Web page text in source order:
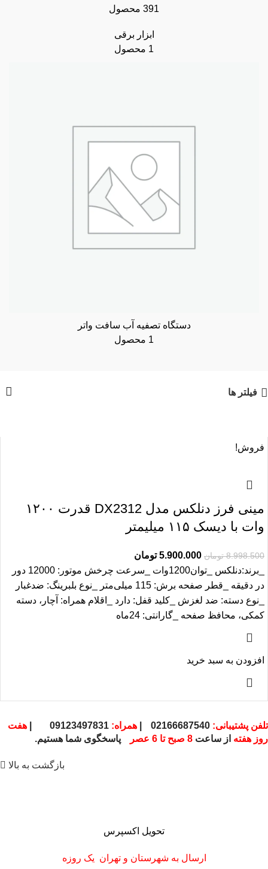
391 محصول
ابزار برقی
1 محصول
دستگاه تصفیه آب سافت واتر
1 محصول
فیلتر ها
فروش!
مینی فرز دنلکس مدل DX2312 قدرت ۱۲۰۰
وات با دیسک ۱۱۵ میلیمتر
8.998.500 تومان 5.900.000 تومان
_برند:دنلکس _توان1200وات _سرعت چرخش موتور: 12000 دور
در دقیقه _قطر صفحه برش: 115 میلی‌متر _نوع بلبرینگ: ضدغبار
_نوع دسته: ضد لغزش _کلید قفل: دارد _اقلام همراه: آچار، دسته
کمکی، محافظ صفحه _گارانتی: 24ماه
افزودن به سبد خرید
تلفن پشتیبانی: همراه:
هفت
روز هفته از ساعت 8 صبح تا 6 عصر پاسخگوی شما هستیم.
بازگشت به بالا
تحویل اکسپرس
ارسال به شهرستان و تهران یک روزه